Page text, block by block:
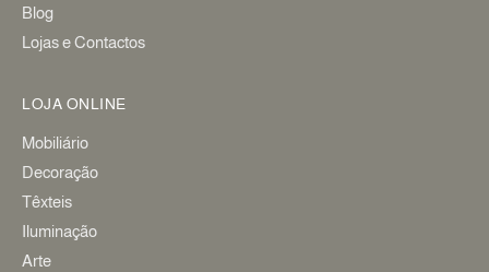
Blog
Lojas e Contactos
LOJA ONLINE
Mobiliário
Decoração
Têxteis
Iluminação
Arte